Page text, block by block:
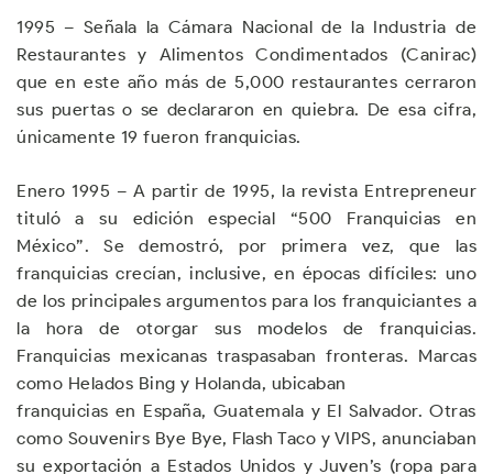
1995 – Señala la Cámara Nacional de la Industria de
Restaurantes y Alimentos Condimentados (Canirac)
que en este año más de 5,000 restaurantes cerraron
sus puertas o se declararon en quiebra. De esa cifra,
únicamente 19 fueron franquicias.
Enero 1995 – A partir de 1995, la revista Entrepreneur
tituló a su edición especial “500 Franquicias en
México”. Se demostró, por primera vez, que las
franquicias crecían, inclusive, en épocas difíciles: uno
de los principales argumentos para los franquiciantes a
la hora de otorgar sus modelos de franquicias.
Franquicias mexicanas traspasaban fronteras. Marcas
como Helados Bing y Holanda, ubicaban
franquicias en España, Guatemala y El Salvador. Otras
como Souvenirs Bye Bye, Flash Taco y VIPS, anunciaban
su exportación a Estados Unidos y Juven’s (ropa para